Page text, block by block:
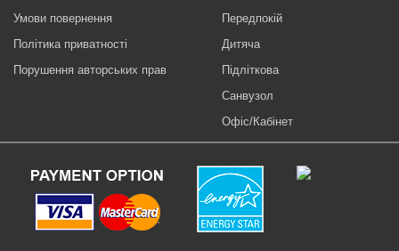
Умови повернення
Політика приватності
Порушення авторських прав
Передпокій
Дитяча
Підліткова
Санвузол
Офіс/Кабінет